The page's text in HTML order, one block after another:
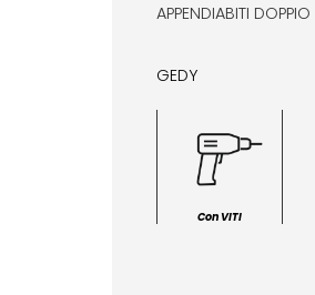
APPENDIABITI DOPPIO
GEDY
Con VITI